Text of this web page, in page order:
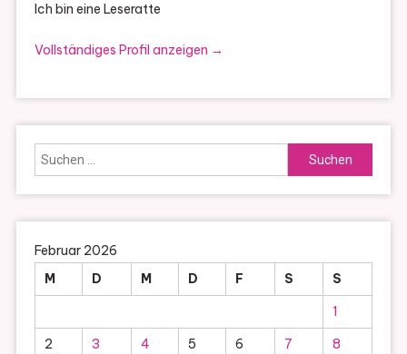
Ich bin eine Leseratte
Vollständiges Profil anzeigen →
Suchen
nach:
Februar 2026
M
D M D F S
S
1
2
3 4 5 6 7
8